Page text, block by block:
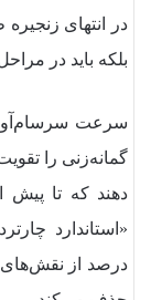
در انتهای
بلکه باید در
سرعت
گمانه‌زنی را
دهند که تا پیش
درصد از